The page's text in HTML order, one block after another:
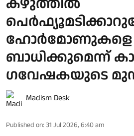
ഹോർമോണുകളെ
ബാധിക്കുമെന്ന്
ഗവേഷകയുടെ
Madism Desk
Published on: 31 Jul 2026, 6:40 am